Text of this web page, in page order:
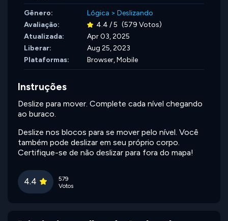
Gênero: Lógica > Deslizando
Avaliação:
4.4 / 5 (579 Votos)
Atualizada:
Apr 03, 2025
Liberar:
Aug 25, 2023
Plataformas:
Browser, Mobile
Instruções
Deslize para mover. Complete cada nível chegando
ao buraco.
Deslize nos blocos para se mover pelo nível. Você
também pode deslizar em seu próprio corpo.
Certifique-se de não deslizar para fora do mapa!
4.4
579
Votos